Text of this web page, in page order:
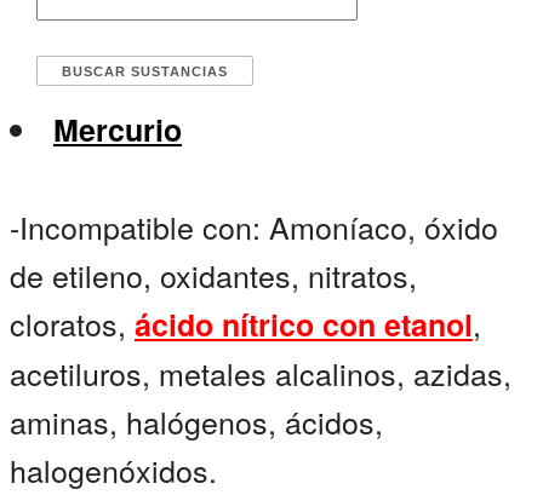
Mercurio
-Incompatible con: Amoníaco, óxido
de etileno, oxidantes, nitratos,
cloratos, ácido nítrico con etanol,
acetiluros, metales alcalinos, azidas,
aminas, halógenos, ácidos,
halogenóxidos.